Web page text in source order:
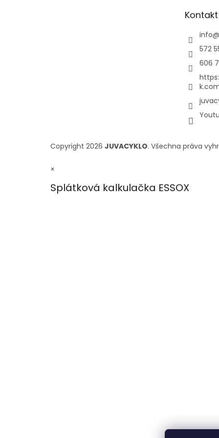
Kontakt
info@
572
606
Copyright 2026 JUVACYKLO. Všechna práva
×
Splátková kalkulačka ESSOX